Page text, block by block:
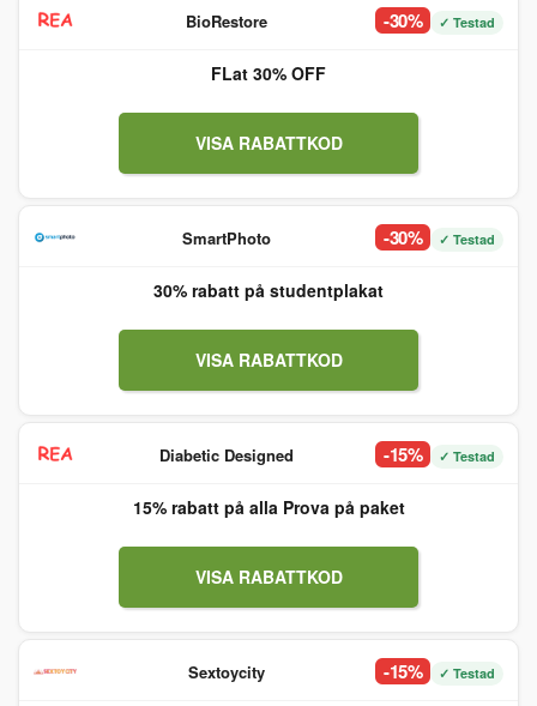
BioRestore -30% ✓ Testad
FLat 30% OFF
VISA RABATTKOD
SmartPhoto -30% ✓ Testad
30% rabatt på studentplakat
VISA RABATTKOD
Diabetic Designed -15% ✓ Testad
15% rabatt på alla Prova på paket
VISA RABATTKOD
Sextoycity -15% ✓ Testad